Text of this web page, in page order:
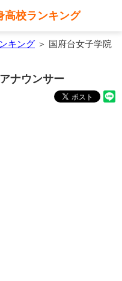
高校ランキング
キング ＞ 国府台女子学院
ナウンサー